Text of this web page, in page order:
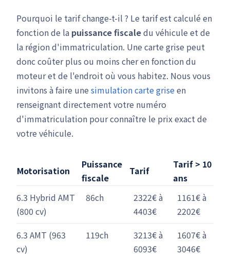
Pourquoi le tarif change-t-il ? Le tarif est calculé en
fonction de la puissance fiscaledu véhicule et de
la région d'immatriculation. Une carte grise peut
donc coûter plus ou moins cher en fonction du
moteur et de l'endroit où vous habitez. Nous vous
invitons à faire une simulation carte griseen
renseignant directement votre numéro
d'immatriculation pour connaître le prix exact de
votre véhicule.
Motorisation
Puissance
fiscale
Tarif
Tarif > 10
ans
6.3 Hybrid AMT
(800 cv)
86ch
2322€ à
4403€
1161€ à
2202€
6.3 AMT (963
cv)
119ch
3213€ à
6093€
1607€ à
3046€